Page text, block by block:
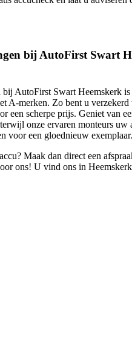
bij AutoFirst Swart
bij AutoFirst Swart Heemskerk is
A-merken. Zo bent u verzekerd
een scherpe prijs. Geniet van
onze ervaren monteurs uw
voor een gloednieuw exemplaar.
Maak dan direct een
ons! U vind ons in